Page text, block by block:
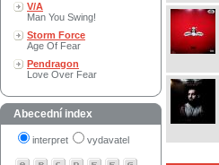
V/A
Man You Swing!
Storm Force
Age Of Fear
Pendragon
Love Over Fear
Abecední index
interpret vydavatel